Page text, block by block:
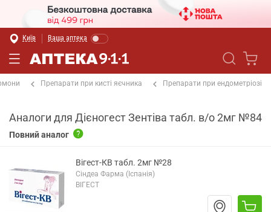
Київ Ваша аптека
Препарати при кисті яєчника Препарати при ендометріозі
Аналоги для Дієногест Зентіва табл. в/о 2мг №84
Повний аналог
Вігест-КВ табл. 2мг №28
Сіндеа Фарма (Іспанія)
ВІГЕСТ